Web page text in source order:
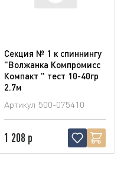
Секция № 1 к спиннингу
"Волжанка Компромисс
Компакт " тест 10-40гр
2.7м
Артикул 500-075410
1 208 р